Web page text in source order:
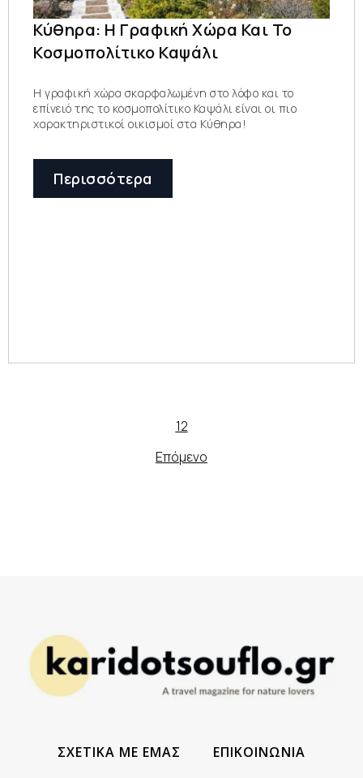
Κύθηρα: Η Γραφική Χώρα Και Το
Κοσμοπολίτικο Καψάλι
Η γραφική χώρα σκαρφαλωμένη στο λόφο και το
επίνειό της το κοσμοπολίτικο Καψάλι είναι οι πιο
χαρακτηριστικοί οικισμοί στα Κύθηρα!
Περισσότερα
12
Επόμενο
ΣΧΕΤΙΚΑ ΜΕ ΕΜΑΣ ΕΠΙΚΟΙΝΩΝΙΑ